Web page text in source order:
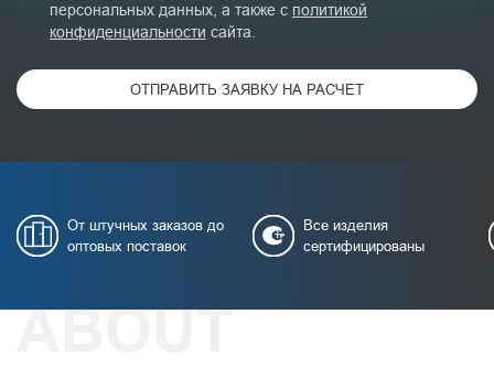
персональных данных, а также с политикой
конфиденциальности сайта.
ОТПРАВИТЬ ЗАЯВКУ НА РАСЧЕТ
От штучных заказов до
оптовых поставок
Все изделия
сертифицированы
ABOUT